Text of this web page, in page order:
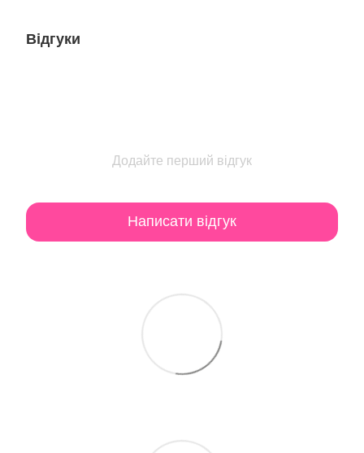
Відгуки
Додайте перший відгук
Написати відгук